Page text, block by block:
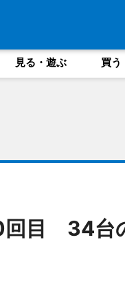
見る・遊ぶ 買う
回目 34台